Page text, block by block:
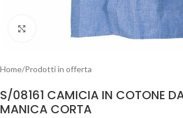
Clicca per ingrandire
Home/Prodotti in offerta
S/08161 CAMICIA IN COTONE
MANICA CORTA